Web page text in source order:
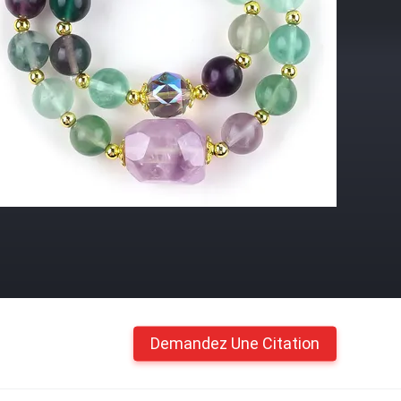
Demandez Une Citation